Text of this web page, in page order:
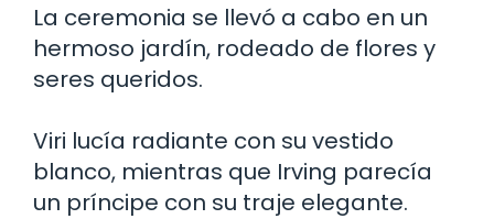
La ceremonia se llevó a cabo en un
hermoso jardín, rodeado de flores y
seres queridos.
Viri lucía radiante con su vestido
blanco, mientras que Irving parecía
un príncipe con su traje elegante.